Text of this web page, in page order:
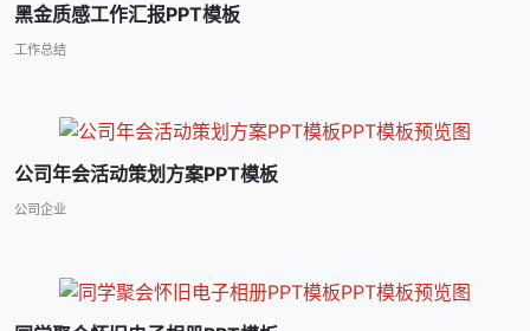
黑金质感工作汇报PPT模板
工作总结
公司年会活动策划方案PPT模板
公司企业